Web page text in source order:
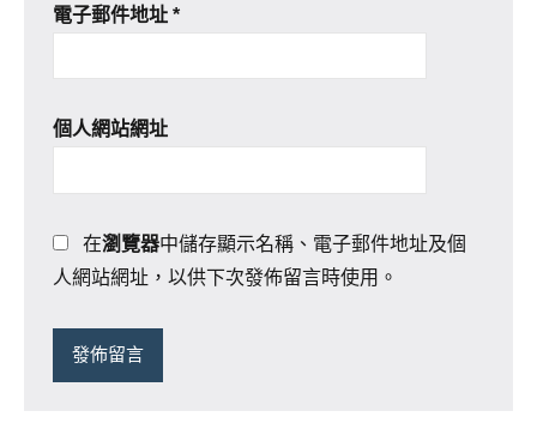
電子郵件地址 *
個人網站網址
在瀏覽器中儲存顯示名稱、電子郵件地址及個
人網站網址，以供下次發佈留言時使用。